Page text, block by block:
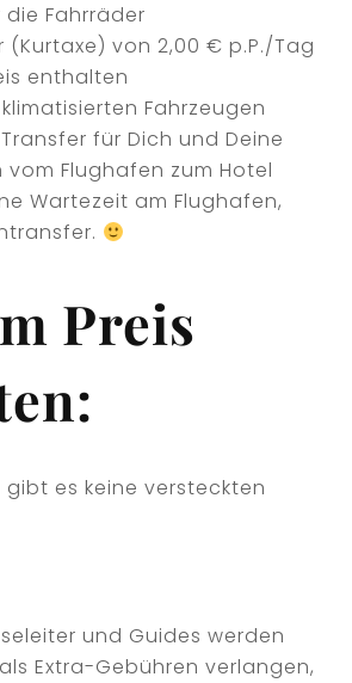
die Fahrräder
(Kurtaxe) von 2,00 € p.P./Tag
enthalten
Fahrzeugen
für Dich und Deine
vom Flughafen zum Hotel
Wartezeit am Flughafen,
Preis
gibt es keine versteckten
und Guides werden
Extra-Gebühren verlangen,